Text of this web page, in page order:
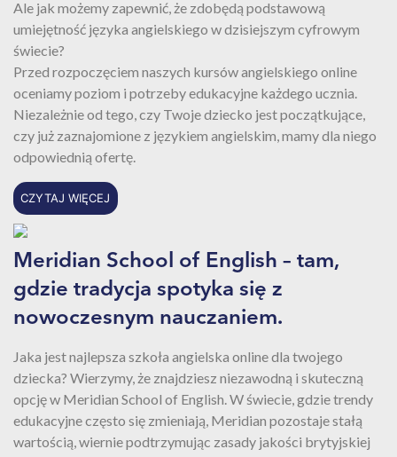
Ale jak możemy zapewnić, że zdobędą podstawową
umiejętność języka angielskiego w dzisiejszym cyfrowym
świecie?
Przed rozpoczęciem naszych kursów angielskiego online
oceniamy poziom i potrzeby edukacyjne każdego ucznia.
Niezależnie od tego, czy Twoje dziecko jest początkujące,
czy już zaznajomione z językiem angielskim, mamy dla niego
odpowiednią ofertę.
CZYTAJ WIĘCEJ
Meridian School of English – tam,
gdzie tradycja spotyka się z
nowoczesnym nauczaniem.
Jaka jest najlepsza szkoła angielska online dla twojego
dziecka? Wierzymy, że znajdziesz niezawodną i skuteczną
opcję w Meridian School of English. W świecie, gdzie trendy
edukacyjne często się zmieniają, Meridian pozostaje stałą
wartością, wiernie podtrzymując zasady jakości brytyjskiej